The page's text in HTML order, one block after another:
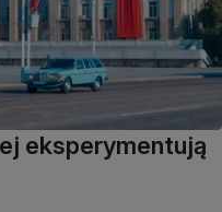
eksperymentują